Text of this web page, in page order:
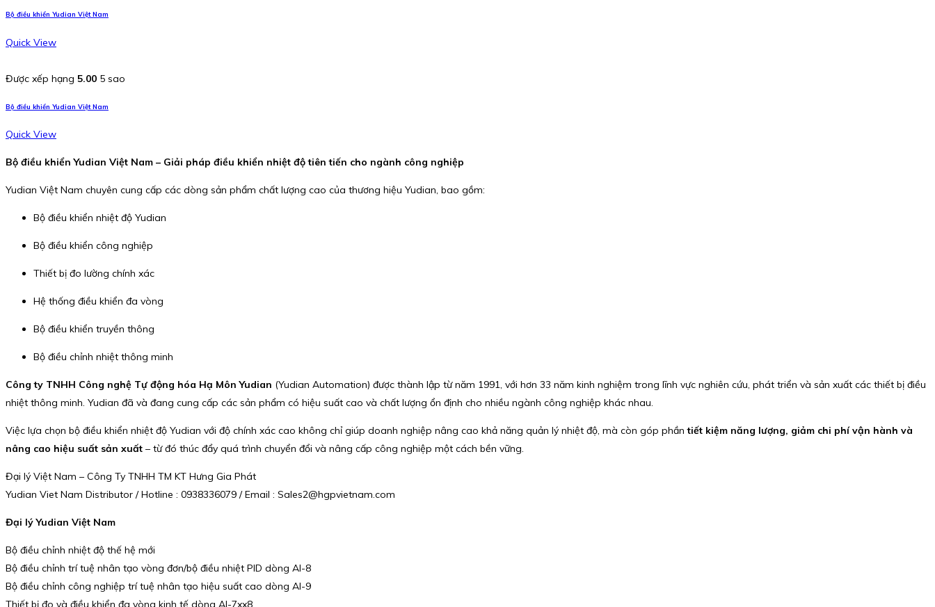
Bộ điều khiển Yudian Việt Nam
Quick View
Được xếp hạng 5.00 5 sao
Bộ điều khiển Yudian Việt Nam
Quick View
Bộ điều khiển Yudian Việt Nam – Giải pháp điều khiển nhiệt độ tiên tiến cho ngành công nghiệp
Yudian Việt Nam chuyên cung cấp các dòng sản phẩm chất lượng cao của thương hiệu Yudian, bao gồm:
Bộ điều khiển nhiệt độ Yudian
Bộ điều khiển công nghiệp
Thiết bị đo lường chính xác
Hệ thống điều khiển đa vòng
Bộ điều khiển truyền thông
Bộ điều chỉnh nhiệt thông minh
Công ty TNHH Công nghệ Tự động hóa Hạ Môn Yudian (Yudian Automation) được thành lập từ năm 1991, với hơn 33 năm kinh nghiệm trong lĩnh vực nghiên cứu, phát triển và sản xuất các thiết bị điều
nhiệt thông minh. Yudian đã và đang cung cấp các sản phẩm có hiệu suất cao và chất lượng ổn định cho nhiều ngành công nghiệp khác nhau.
Việc lựa chọn bộ điều khiển nhiệt độ Yudian với độ chính xác cao không chỉ giúp doanh nghiệp nâng cao khả năng quản lý nhiệt độ, mà còn góp phầntiết kiệm năng lượng, giảm chi phí vận hành và
nâng cao hiệu suất sản xuất – từ đó thúc đẩy quá trình chuyển đổi và nâng cấp công nghiệp một cách bền vững.
Đại lý Việt Nam – Công Ty TNHH TM KT Hưng Gia Phát
Yudian Viet Nam Distributor / Hotline : 0938336079 / Email : Sales2@hgpvietnam.com
Đại lý Yudian Việt Nam
Bộ điều chỉnh nhiệt độ thế hệ mới
Bộ điều chỉnh trí tuệ nhân tạo vòng đơn/bộ điều nhiệt PID dòng AI-8
Bộ điều chỉnh công nghiệp trí tuệ nhân tạo hiệu suất cao dòng AI-9
Thiết bị đo và điều khiển đa vòng kinh tế dòng AI-7xx8